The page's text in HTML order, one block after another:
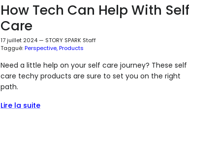
How Tech Can Help With Self
Care
17 juillet 2024— STORY SPARK Staff
Taggué:Perspective Products
Need a little help on your self care journey? These self
care techy products are sure to set you on the right
path.
Lire la suite